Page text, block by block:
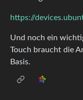
https://
Und noch ein
Touch braucht die
Basis.